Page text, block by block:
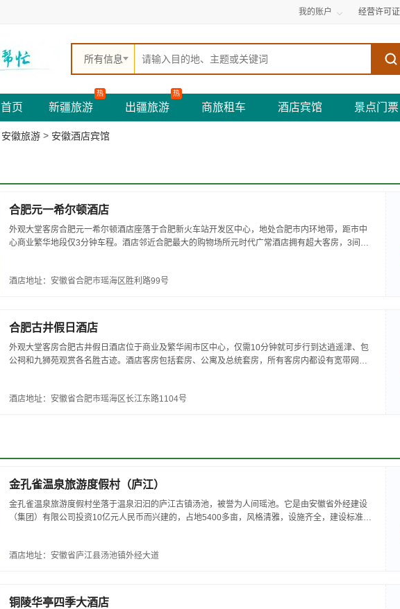
我的账户 经营许可证
所有信息
首页 新疆旅游
热
出疆旅游
热
商旅租车 酒店宾馆 景点门票
安徽旅游 > 安徽酒店宾馆
合肥元一希尔顿酒店
外观大堂客房合肥元一希尔顿酒店座落于合肥新火车站开发区中心，地处合肥市内环地带，距市中
心商业繁华地段仅3分钟车程。酒店邻近合肥最大的购物场所元时代广常酒店拥有超大客房，3间标
酒店地址：安徽省合肥市瑶海区胜利路99号
合肥古井假日酒店
外观大堂客房合肥古井假日酒店位于商业及繁华闹市区中心，仅需10分钟就可步行到达逍遥津、包
公祠和九狮苑观赏各名胜古迹。酒店客房包括套房、公寓及总统套房，所有客房内都设有宽带网插
酒店地址：安徽省合肥市瑶海区长江东路1104号
金孔雀温泉旅游度假村（庐江）
金孔雀温泉旅游度假村坐落于温泉汩汩的庐江古镇汤池，被誉为人间瑶池。它是由安徽省外经建设
（集团）有限公司投资10亿元人民币而兴建的，占地5400多亩，风格清雅，设施齐全，建设标准为
酒店地址：安徽省庐江县汤池镇外经大道
铜陵华亭四季大酒店